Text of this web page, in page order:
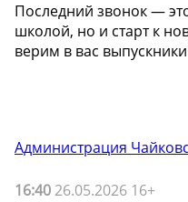
Последний звонок —
школой, но и старт к
верим в вас
Администрация
16:40 26.05.2026 16+